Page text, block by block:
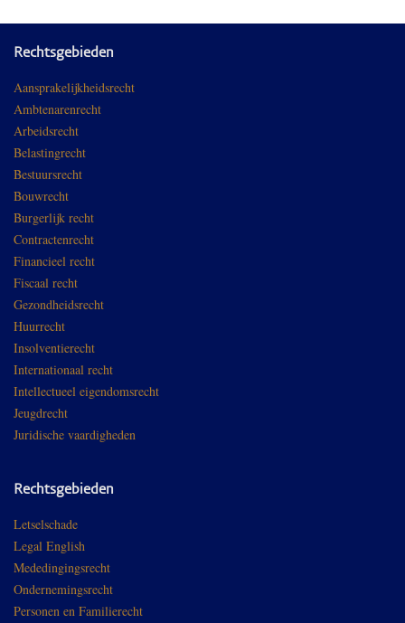
Rechtsgebieden
Aansprakelijkheidsrecht
Ambtenarenrecht
Arbeidsrecht
Belastingrecht
Bestuursrecht
Bouwrecht
Burgerlijk recht
Contractenrecht
Financieel recht
Fiscaal recht
Gezondheidsrecht
Huurrecht
Insolventierecht
Internationaal recht
Intellectueel eigendomsrecht
Jeugdrecht
Juridische vaardigheden
Rechtsgebieden
Letselschade
Legal English
Mededingingsrecht
Ondernemingsrecht
Personen en Familierecht